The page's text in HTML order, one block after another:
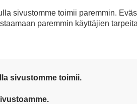
sivustomme toimii paremmin.
paremmin käyttäjien
sivustomme toimii.
voi käyttää sujuvasti ja